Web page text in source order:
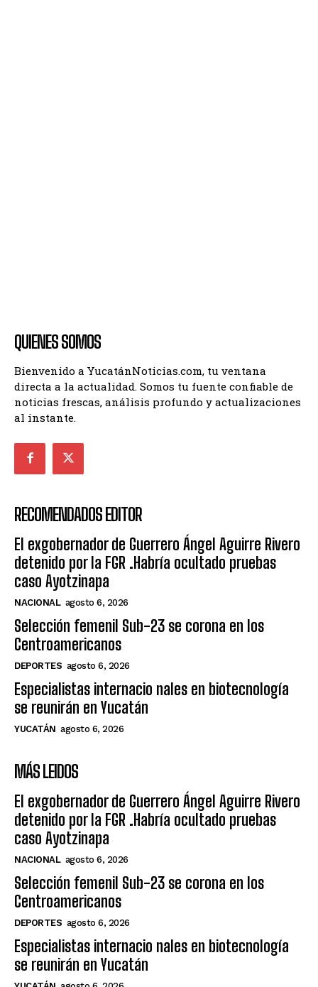
QUIENES SOMOS
Bienvenido a YucatánNoticias.com, tu ventana
directa a la actualidad. Somos tu fuente confiable de
noticias frescas, análisis profundo y actualizaciones
al instante.
RECOMENDADOS EDITOR
El exgobernador de Guerrero Ángel Aguirre Rivero
detenido por la FGR .Habría ocultado pruebas
caso Ayotzinapa
NACIONAL agosto 6, 2026
Selección femenil Sub-23 se corona en los
Centroamericanos
DEPORTES agosto 6, 2026
Especialistas internacio nales en biotecnología
se reunirán en Yucatán
YUCATÁN agosto 6, 2026
MÁS LEIDOS
El exgobernador de Guerrero Ángel Aguirre Rivero
detenido por la FGR .Habría ocultado pruebas
caso Ayotzinapa
NACIONAL agosto 6, 2026
Selección femenil Sub-23 se corona en los
Centroamericanos
DEPORTES agosto 6, 2026
Especialistas internacio nales en biotecnología
se reunirán en Yucatán